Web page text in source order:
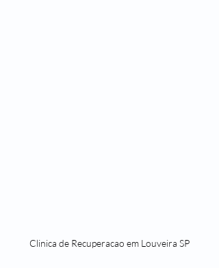
Clinica de Recuperacao em Louveira SP